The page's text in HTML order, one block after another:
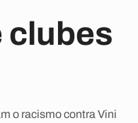
clubes
o racismo contra Vini